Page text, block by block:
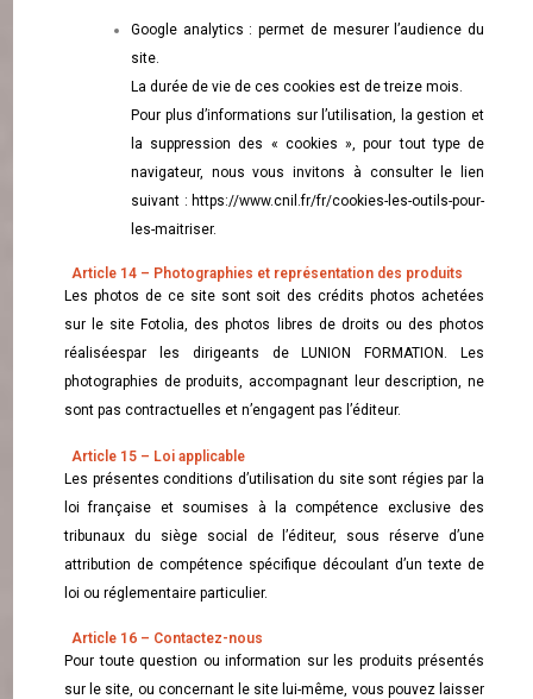
Google analytics : permet de mesurer l’audience du
site.
La durée de vie de ces cookies est de treize mois.
Pour plus d’informations sur l’utilisation, la gestion et
la suppression des « cookies », pour tout type de
navigateur, nous vous invitons à consulter le lien
suivant : https://www.cnil.fr/fr/cookies-les-outils-pour-
les-maitriser.
Article 14 – Photographies et représentation des produits
Les photos de ce site sont soit des crédits photos achetées
sur le site Fotolia, des photos libres de droits ou des photos
réaliséespar les dirigeants de LUNION FORMATION. Les
photographies de produits, accompagnant leur description, ne
sont pas contractuelles et n’engagent pas l’éditeur.
Article 15 – Loi applicable
Les présentes conditions d’utilisation du site sont régies par la
loi française et soumises à la compétence exclusive des
tribunaux du siège social de l’éditeur, sous réserve d’une
attribution de compétence spécifique découlant d’un texte de
loi ou réglementaire particulier.
Article 16 – Contactez-nous
Pour toute question ou information sur les produits présentés
sur le site, ou concernant le site lui-même, vous pouvez laisser